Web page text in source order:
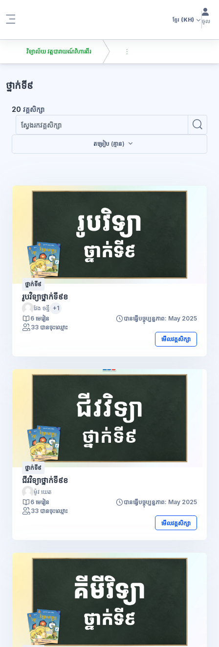
ខ្មែរ (KH) ចូល
ប្លុក
ថ្នាក់ទី៩
វិទ្យាល័យ វត្តបារាយណ៍វិហារពីរ
20 វគ្គសិក្សា
ស្វែងរក
តម្រៀប (គ្មាន)
ថ្នាក់ទី៩
រូបវិទ្យាថ្នាក់ទី៩ខ
វែង ចន្នី +1
6 មេរៀន
បានធ្វើបច្ចុប្បន្នភាព: May 2025
33 បានចុះឈ្មោះ
មើលវគ្គសិក្សា
ថ្នាក់ទី៩
ជីវវិទ្យាថ្នាក់ទី៩ខ
ម៉ូវ យេត
6 មេរៀន
បានធ្វើបច្ចុប្បន្នភាព: May 2025
33 បានចុះឈ្មោះ
មើលវគ្គសិក្សា